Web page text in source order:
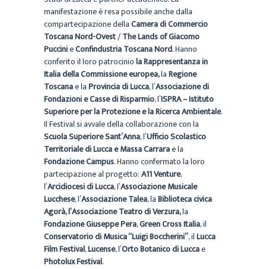
manifestazione è resa possibile anche dalla
compartecipazione dellaCamera di Commercio
Toscana Nord-Ovest/The Lands of Giacomo
PuccinieConfindustria Toscana Nord. Hanno
conferito il loro patrociniola Rappresentanza in
Italia della Commissione europea,laRegione
Toscanae laProvincia di Lucca, l’Associazione di
Fondazioni e Casse di Risparmio, l’ISPRA – Istituto
Superiore per la Protezione e la Ricerca Ambientale.
Il Festival si avvale della collaborazione con la
Scuola Superiore Sant’Anna, l’Ufficio Scolastico
Territoriale di Lucca e Massa Carrarae la
Fondazione Campus. Hanno confermato la loro
partecipazione al progetto:A11 Venture,
l’Arcidiocesi di Lucca, l’Associazione Musicale
Lucchese, l’Associazione Talea, laBiblioteca civica
Agorà, l’Associazione Teatro di Verzura,la
Fondazione Giuseppe Pera,Green Cross Italia, il
Conservatorio di Musica “Luigi Boccherini”, ilLucca
Film Festival,Lucense, l’Orto Botanico di Luccae
Photolux Festival.